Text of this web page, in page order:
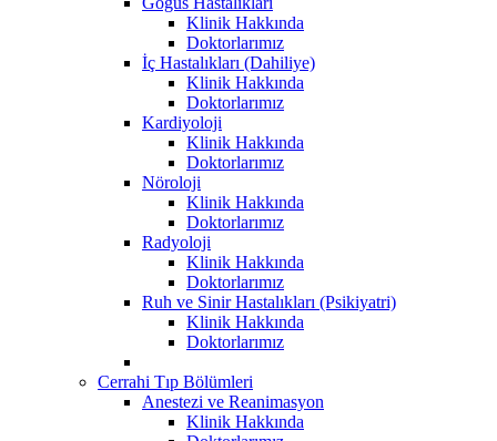
Klinik Hakkında
Doktorlarımız
İç Hastalıkları (Dahiliye)
Klinik Hakkında
Doktorlarımız
Kardiyoloji
Klinik Hakkında
Doktorlarımız
Nöroloji
Klinik Hakkında
Doktorlarımız
Radyoloji
Klinik Hakkında
Doktorlarımız
Ruh ve Sinir Hastalıkları (Psikiyatri)
Klinik Hakkında
Doktorlarımız
Cerrahi Tıp Bölümleri
Anestezi ve Reanimasyon
Klinik Hakkında